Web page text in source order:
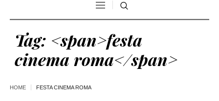
Tag: <span>festa
cinema roma</span>
HOME FESTA CINEMA ROMA